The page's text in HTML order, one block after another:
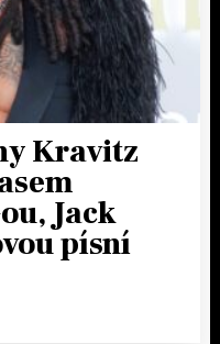
Kravitz
Jack
písní